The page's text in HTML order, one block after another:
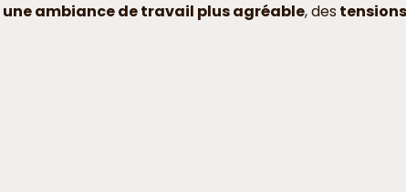
une ambiance de travail plus agréable, des